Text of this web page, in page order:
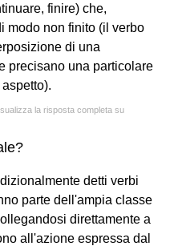
finire) che,
modo non finito (il verbo
di una
precisano una particolare
la risposta completa su
detti verbi
parte dell'ampia classe
direttamente a
all'azione espressa dal